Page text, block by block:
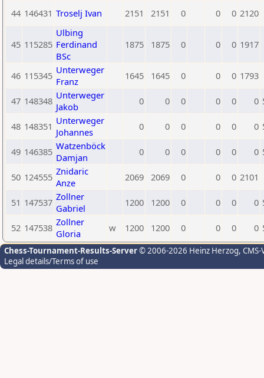
44 146431 Troselj Ivan 2151 2151 0 0 0 2120
45 115285
Ulbing
Ferdinand
BSc
1875 1875 0 0 0 1917
46 115345 Unterweger
Franz
1645 1645 0 0 0 1793
47 148348 Unterweger
Jakob
0 0 0 0 0 0
48 148351 Unterweger
Johannes
0 0 0 0 0 0
49 146385 Watzenböck
Damjan
0 0 0 0 0 0
50 124555 Znidaric
Anze
2069 2069 0 0 0 2101
51 147537 Zollner
Gabriel
1200 1200 0 0 0 0
52 147538 Zollner
Gloria
w 1200 1200 0 0 0 0
Chess-Tournament-Results-Server© 2006-2026 Heinz Herzog,
Legal details/Terms of use